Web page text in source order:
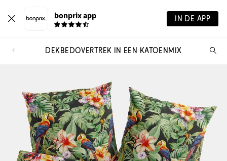
bonprix app IN DE APP
DEKBEDOVERTREK IN EEN KATOENMIX